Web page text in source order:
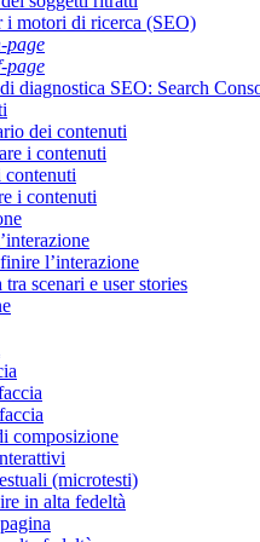
i motori di ricerca (SEO)
page
page
diagnostica SEO: Search
dei contenuti
i contenuti
i contenuti
l’interazione
scenari e user stories
composizione
(microtesti)
in alta fedeltà